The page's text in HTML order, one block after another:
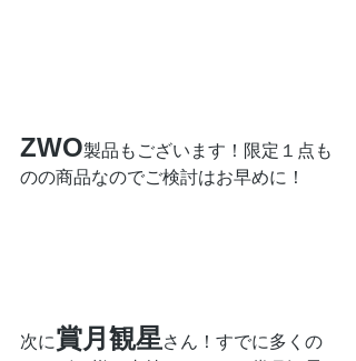
ZWO製品もございます！限定１点も
のの商品なのでご検討はお早めに！
次に賞月観星 さん！すでに多くの